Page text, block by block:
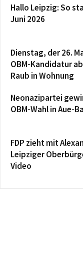
Hallo Leipzig: So
Juni 2026
Dienstag, der 26.
OBM-Kandidatur
Raub in Wohnung
Neonazipartei
OBM-Wahl in Aue-
FDP zieht mit
Leipziger
Video